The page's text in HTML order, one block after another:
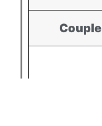
Couple